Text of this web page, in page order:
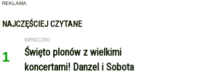
REKLAMA
NAJCZĘŚCIEJ CZYTANE
1
KRYNICZNO
Święto plonów z wielkimi
koncertami! Danzel i Sobota